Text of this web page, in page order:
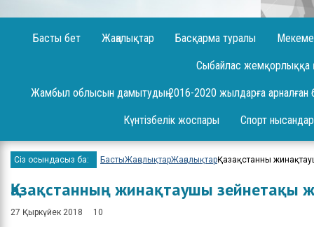
Басты бет Жаңалықтар
Басқарма туралы
Декларация жариялау
Сұрақ-жауап
Жоба
Шаралар
Бюджет
Сыбайлас жемқорлыққа
Жамбыл облысын дамытудың 2016-2020 жылдарға арналған
Күнтізбелік жоспары Спорт
Сіз осындасыз ба: БастыЖаңалықтарЖаңалықтарҚазақстанның
Қазақстанның жинақтаушы зейнетақы
27 Қыркүйек 2018 10